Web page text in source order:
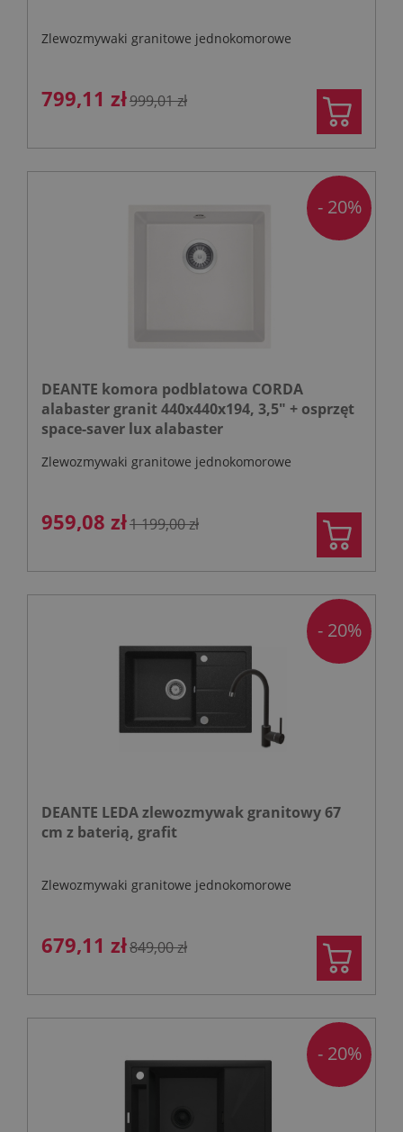
Zlewozmywaki granitowe jednokomorowe
799,11 zł999,01 zł
DEANTE komora podblatowa CORDA
alabaster granit 440x440x194, 3,5" + osprzęt
space-saver lux alabaster
Zlewozmywaki granitowe jednokomorowe
959,08 zł1 199,00 zł
- 20%
DEANTE LEDA zlewozmywak granitowy 67
cm z baterią, grafit
Zlewozmywaki granitowe jednokomorowe
679,11 zł849,00 zł
- 20%
- 20%